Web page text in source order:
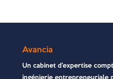
Avancia
Un cabinet d’expertise